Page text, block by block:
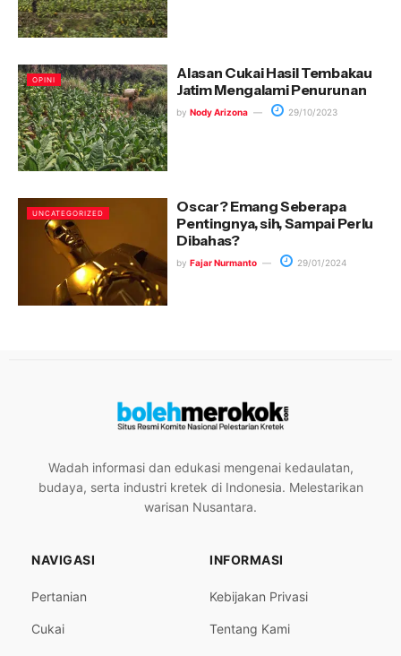
OPINI
Alasan Cukai Hasil Tembakau
Jatim Mengalami Penurunan
by Nody Arizona 29/10/2023
UNCATEGORIZED
Oscar? Emang Seberapa
Pentingnya, sih, Sampai Perlu
Dibahas?
by Fajar Nurmanto 29/01/2024
Wadah informasi dan edukasi mengenai kedaulatan,
budaya, serta industri kretek di Indonesia. Melestarikan
warisan Nusantara.
NAVIGASI
Pertanian
Cukai
INFORMASI
Kebijakan Privasi
Tentang Kami